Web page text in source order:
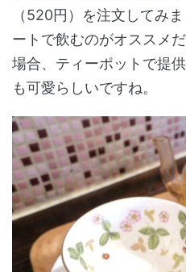
（520円）を注文してみ
ートで飲むのがオススメ
場合、ティーポットで提
も可愛らしいですね。